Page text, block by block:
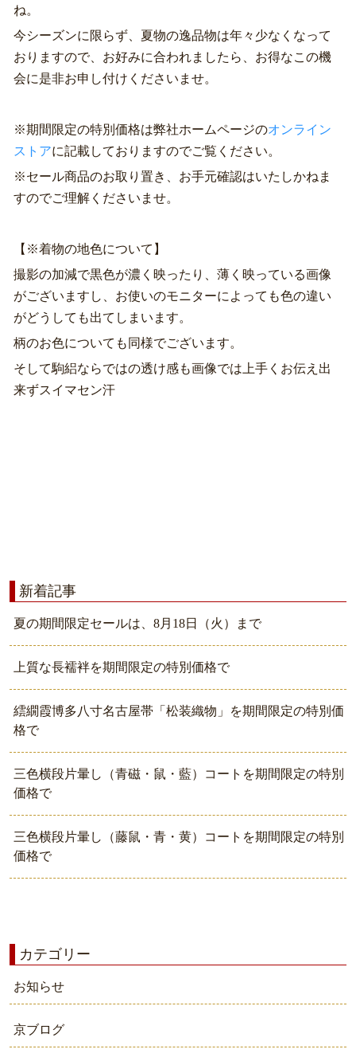
ね。
今シーズンに限らず、夏物の逸品物は年々少なくなって
おりますので、お好みに合われましたら、お得なこの機
会に是非お申し付けくださいませ。
※期間限定の特別価格は弊社ホームページのオンライン
ストアに記載しておりますのでご覧ください。
※セール商品のお取り置き、お手元確認はいたしかねま
すのでご理解くださいませ。
【※着物の地色について】
撮影の加減で黒色が濃く映ったり、薄く映っている画像
がございますし、お使いのモニターによっても色の違い
がどうしても出てしまいます。
柄のお色についても同様でございます。
そして駒絽ならではの透け感も画像では上手くお伝え出
来ずスイマセン汗
新着記事
夏の期間限定セールは、8月18日（火）まで
上質な長襦袢を期間限定の特別価格で
繧繝霞博多八寸名古屋帯「松装織物」を期間限定の特別価
格で
三色横段片暈し（青磁・鼠・藍）コートを期間限定の特別
価格で
三色横段片暈し（藤鼠・青・黄）コートを期間限定の特別
価格で
カテゴリー
お知らせ
京ブログ